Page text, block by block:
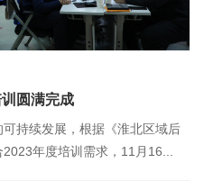
圆满完成
持续发展，根据《淮北区域后
年度培训需求，11月16...